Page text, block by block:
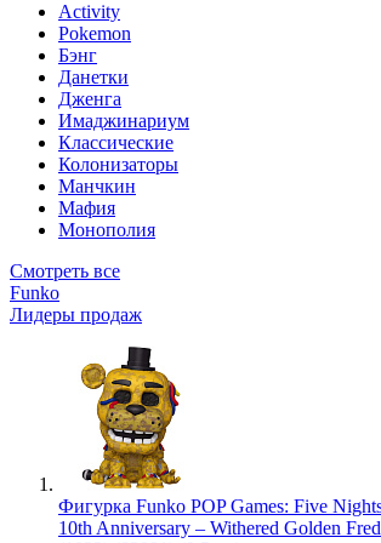
Activity
Pokemon
Бэнг
Данетки
Дженга
Имаджинариум
Классические
Колонизаторы
Манчкин
Мафия
Монополия
Смотреть все
Funko
Лидеры продаж
Фигурка Funko POP Games: Five
10th Anniversary – Withered Golden